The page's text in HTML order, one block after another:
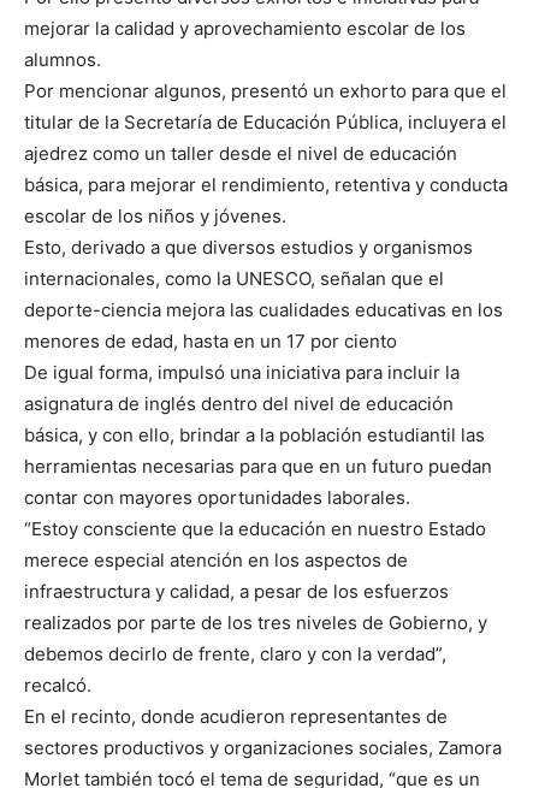
mejorar la calidad y aprovechamiento escolar de los
alumnos.
Por mencionar algunos, presentó un exhorto para que el
titular de la Secretaría de Educación Pública, incluyera el
ajedrez como un taller desde el nivel de educación
básica, para mejorar el rendimiento, retentiva y conducta
escolar de los niños y jóvenes.
Esto, derivado a que diversos estudios y organismos
internacionales, como la UNESCO, señalan que el
deporte-ciencia mejora las cualidades educativas en los
menores de edad, hasta en un 17 por ciento
De igual forma, impulsó una iniciativa para incluir la
asignatura de inglés dentro del nivel de educación
básica, y con ello, brindar a la población estudiantil las
herramientas necesarias para que en un futuro puedan
contar con mayores oportunidades laborales.
“Estoy consciente que la educación en nuestro Estado
merece especial atención en los aspectos de
infraestructura y calidad, a pesar de los esfuerzos
realizados por parte de los tres niveles de Gobierno, y
debemos decirlo de frente, claro y con la verdad”,
recalcó.
En el recinto, donde acudieron representantes de
sectores productivos y organizaciones sociales, Zamora
Morlet también tocó el tema de seguridad, “que es un